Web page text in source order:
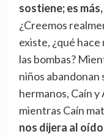
sostiene; es
¿Creemos
existe, ¿qué
las bombas?
niños abandonan
hermanos, Caín y
mientras Caín
nos dijera al